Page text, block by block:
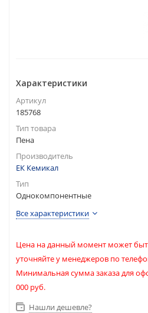
Характеристики
Артикул
185768
Тип товара
Пена
Производитель
ЕК Кемикал
Тип
Однокомпонентные
Все характеристики
Цена на данный момент может
уточняйте у менеджеров по
Минимальная сумма заказа для
000 руб.
Нашли дешевле?